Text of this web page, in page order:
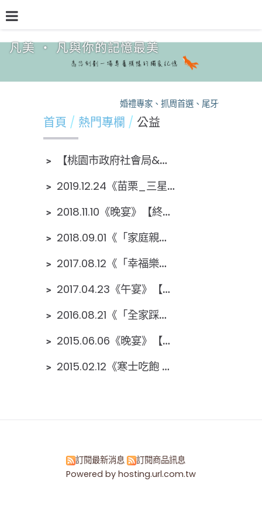
凡美 ‧ 凡與你的記憶最美
預約檔期
婚禮專家、抓周首選、尾牙保證，凡美
首頁 熱門專欄 公益
﹥
【桃園市政府社會局&伊甸】《111桃園市自立脫貧服務計畫「存有希望，前往未來」年度成果發表會》
﹥ 2019.12.24《苗栗_三星鄉》【聖嘉民啟智中心聖誕活動】
﹥ 2018.11.10《晚宴》【終身志工金功獎頒獎典禮暨物資捐贈及愛心共餐感恩晚會】板橋吉立餐廳
﹥ 2018.09.01《「家庭親子手作暨聯合社區安全宣導」-全家愛一起，幸福手作園遊會》【桃園市社會局&伊甸】大園公園
﹥ 2017.08.12《「幸福樂桃家：守護你我的家」家庭變裝踩街&『「當我們玩在一起」社會安全暨福利宣導園遊會』》【桃園市社會局&伊甸】大園公園
﹥ 2017.04.23《午宴》【長庚校友傳愛餐會】福容A8大飯店
﹥ 2016.08.21《「全家踩街-魔幻親子嘉年華」、「泡泡、音樂、野餐趣」家庭共餐，「幸福飛揚love無限」暨聯合社區宣導》【桃園市社會局&伊甸】大園國小
﹥ 2015.06.06《晚宴》【長庚校友傳愛餐會】長庚高爾夫球場
﹥ 2015.02.12《寒士吃飽 30 尾牙》【創世基金會】嘉義
訂閱最新消息
訂閱商品訊息
Powered by hosting.url.com.tw